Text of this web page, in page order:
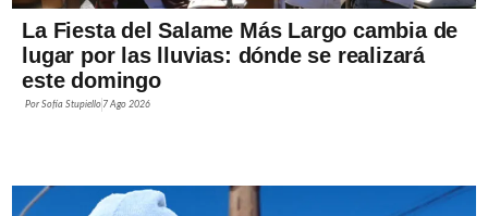
La Fiesta del Salame Más Largo cambia de
lugar por las lluvias: dónde se realizará
este domingo
PorSofía Stupiello 7 Ago 2026